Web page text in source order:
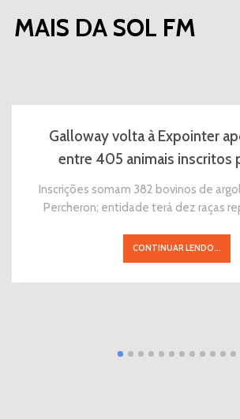
MAIS DA SOL FM
Galloway volta à Expointer
entre 405 animais inscritos
Inscrições somam 382 bovinos de
Percheron; entidade terá dez raças
CONTINUAR LENDO...